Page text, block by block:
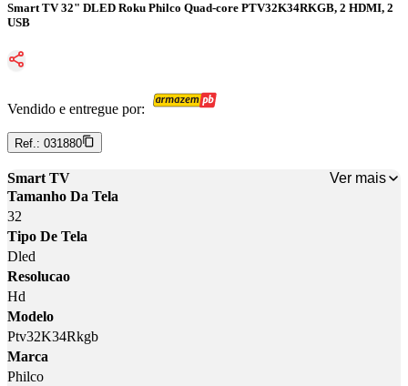
Smart TV 32" DLED Roku Philco Quad-core PTV32K34RKGB, 2 HDMI, 2
USB
Vendido e entregue por:
Ref.: 031880
Smart TV
Ver mais
Tamanho Da Tela
32
Tipo De Tela
Dled
Resolucao
Hd
Modelo
Ptv32K34Rkgb
Marca
Philco